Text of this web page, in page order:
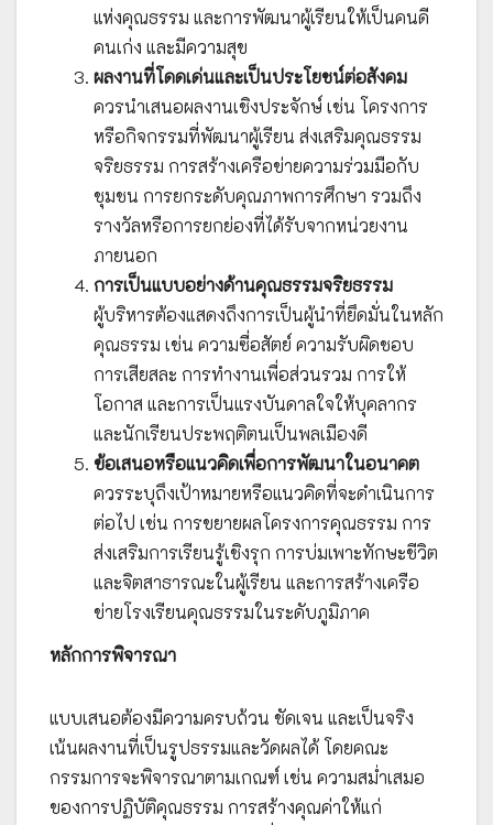
แห่งคุณธรรม และการพัฒนาผู้เรียนให้เป็นคนดี
คนเก่ง และมีความสุข
ผลงานที่โดดเด่นและเป็นประโยชน์ต่อสังคม
ควรนำเสนอผลงานเชิงประจักษ์ เช่น โครงการ
หรือกิจกรรมที่พัฒนาผู้เรียน ส่งเสริมคุณธรรม
จริยธรรม การสร้างเครือข่ายความร่วมมือกับ
ชุมชน การยกระดับคุณภาพการศึกษา รวมถึง
รางวัลหรือการยกย่องที่ได้รับจากหน่วยงาน
ภายนอก
การเป็นแบบอย่างด้านคุณธรรมจริยธรรม
ผู้บริหารต้องแสดงถึงการเป็นผู้นำที่ยึดมั่นในหลัก
คุณธรรม เช่น ความซื่อสัตย์ ความรับผิดชอบ
การเสียสละ การทำงานเพื่อส่วนรวม การให้
โอกาส และการเป็นแรงบันดาลใจให้บุคลากร
และนักเรียนประพฤติตนเป็นพลเมืองดี
ข้อเสนอหรือแนวคิดเพื่อการพัฒนาในอนาคต
ควรระบุถึงเป้าหมายหรือแนวคิดที่จะดำเนินการ
ต่อไป เช่น การขยายผลโครงการคุณธรรม การ
ส่งเสริมการเรียนรู้เชิงรุก การบ่มเพาะทักษะชีวิต
และจิตสาธารณะในผู้เรียน และการสร้างเครือ
ข่ายโรงเรียนคุณธรรมในระดับภูมิภาค
หลักการพิจารณา
แบบเสนอต้องมีความครบถ้วน ชัดเจน และเป็นจริง
เน้นผลงานที่เป็นรูปธรรมและวัดผลได้ โดยคณะ
กรรมการจะพิจารณาตามเกณฑ์ เช่น ความสม่ำเสมอ
ของการปฏิบัติคุณธรรม การสร้างคุณค่าให้แก่